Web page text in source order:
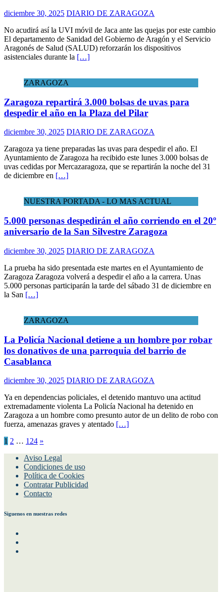
diciembre 30, 2025 DIARIO DE ZARAGOZA
No acudirá así la UVI móvil de Jaca ante las quejas por este cambio
El departamento de Sanidad del Gobierno de Aragón y el Servicio
Aragonés de Salud (SALUD) reforzarán los dispositivos
asistenciales durante la […]
ZARAGOZA
Zaragoza repartirá 3.000 bolsas de uvas para
despedir el año en la Plaza del Pilar
diciembre 30, 2025 DIARIO DE ZARAGOZA
Zaragoza ya tiene preparadas las uvas para despedir el año. El
Ayuntamiento de Zaragoza ha recibido este lunes 3.000 bolsas de
uvas cedidas por Mercazaragoza, que se repartirán la noche del 31
de diciembre en […]
NUESTRA PORTADA - LO MAS ACTUAL
5.000 personas despedirán el año corriendo en el 20º
aniversario de la San Silvestre Zaragoza
diciembre 30, 2025 DIARIO DE ZARAGOZA
La prueba ha sido presentada este martes en el Ayuntamiento de
Zaragoza Zaragoza volverá a despedir el año a la carrera. Unas
5.000 personas participarán la tarde del sábado 31 de diciembre en
la San […]
ZARAGOZA
La Policía Nacional detiene a un hombre por robar
los donativos de una parroquia del barrio de
Casablanca
diciembre 30, 2025 DIARIO DE ZARAGOZA
Ya en dependencias policiales, el detenido mantuvo una actitud
extremadamente violenta La Policía Nacional ha detenido en
Zaragoza a un hombre como presunto autor de un delito de robo con
fuerza, amenazas graves y atentado […]
Paginación
de
entradas
1 2 … 124 »
Aviso Legal
Condiciones de uso
Política de Cookies
Contratar Publicidad
Contacto
Siguenos en nuestras redes